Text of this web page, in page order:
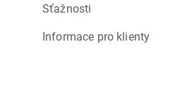
Sťažnosti
Informace pro klienty